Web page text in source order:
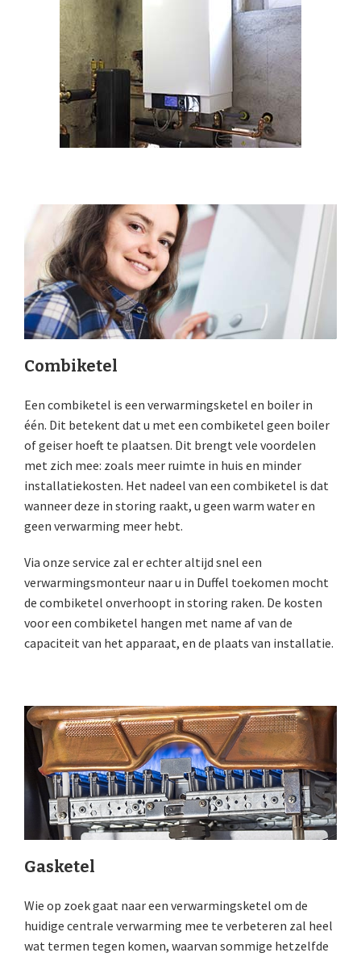
Combiketel
Een combiketel is een verwarmingsketel en boiler in
één. Dit betekent dat u met een combiketel geen boiler
of geiser hoeft te plaatsen. Dit brengt vele voordelen
met zich mee: zoals meer ruimte in huis en minder
installatiekosten. Het nadeel van een combiketel is dat
wanneer deze in storing raakt, u geen warm water en
geen verwarming meer hebt.
Via onze service zal er echter altijd snel een
verwarmingsmonteur naar u in Duffel toekomen mocht
de combiketel onverhoopt in storing raken. De kosten
voor een combiketel hangen met name af van de
capaciteit van het apparaat, en de plaats van installatie.
Gasketel
Wie op zoek gaat naar een verwarmingsketel om de
huidige centrale verwarming mee te verbeteren zal heel
wat termen tegen komen, waarvan sommige hetzelfde